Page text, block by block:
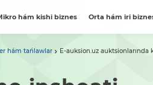
hám kishi biznes Orta hám iri
hám tańlawlar E-auksion.uz auktsionlarında